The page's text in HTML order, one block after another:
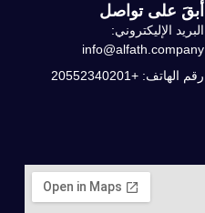
أبقَ على تواصل
البريد الإليكتروني:
info@alfath.company
رقم الهاتف: +20552340201